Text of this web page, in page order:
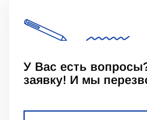
У Вас есть
заявку! И мы